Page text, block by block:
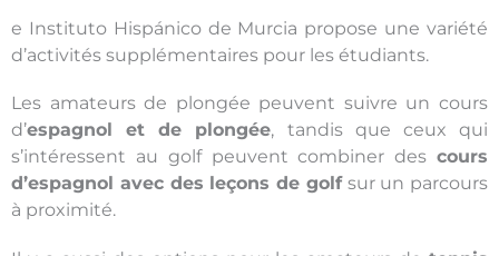
e Instituto Hispánico de Murcia propose une variété
d’activités supplémentaires pour les étudiants.
Les amateurs de plongée peuvent suivre un cours
d’espagnol et de plongée, tandis que ceux qui
s’intéressent au golf peuvent combiner des cours
d’espagnol avec des leçons de golfsur un parcours
à proximité.